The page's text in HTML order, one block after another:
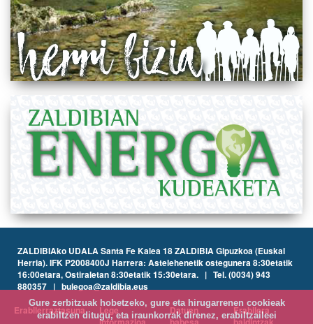
ZALDIBIAko UDALA Santa Fe Kalea 18 ZALDIBIA Gipuzkoa (Euskal
Herria). IFK P2008400J Harrera: Astelehenetik ostegunera 8:30etatik
16:00etara, Ostiraletan 8:30etatik 15:30etara. | Tel. (0034) 943
880357 | bulegoa@zaldibia.eus
Erabilerraztasuna
Lege
Datuen
Erabilera
Gure zerbitzuak hobetzeko, gure eta hirugarrenen cookieak
erabiltzen ditugu, eta iraunkorrak direnez, erabiltzaileei